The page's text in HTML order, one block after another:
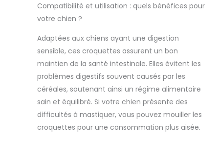
régule la
système
immunitaire de
compagnon à
quatre pattes.
SANS ADDITIFS
: "Irish Pure" évite
céréales et
d'autres additifs
Compatibilité et utilisation : quels bénéfices pour
votre chien ?
Adaptées aux chiens ayant une digestion
sensible, ces croquettes assurent un bon
maintien de la santé intestinale. Elles évitent les
problèmes digestifs souvent causés par les
céréales, soutenant ainsi un régime alimentaire
sain et équilibré. Si votre chien présente des
difficultés à mastiquer, vous pouvez mouiller les
croquettes pour une consommation plus aisée.